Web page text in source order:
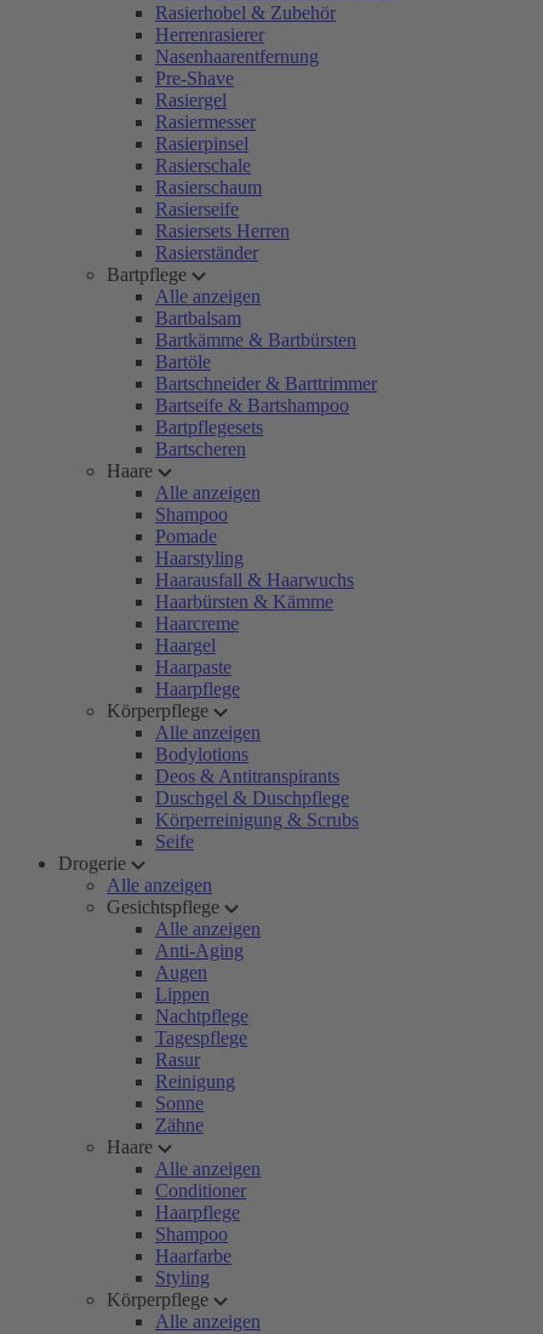
Rasierhobel & Zubehör
Herrenrasierer
Nasenhaarentfernung
Pre-Shave
Rasiergel
Rasiermesser
Rasierpinsel
Rasierschale
Rasierschaum
Rasierseife
Rasiersets Herren
Rasierständer
Bartpflege
Alle anzeigen
Bartbalsam
Bartkämme & Bartbürsten
Bartöle
Bartschneider & Barttrimmer
Bartseife & Bartshampoo
Bartpflegesets
Bartscheren
Haare
Alle anzeigen
Shampoo
Pomade
Haarstyling
Haarausfall & Haarwuchs
Haarbürsten & Kämme
Haarcreme
Haargel
Haarpaste
Haarpflege
Körperpflege
Alle anzeigen
Bodylotions
Deos & Antitranspirants
Duschgel & Duschpflege
Körperreinigung & Scrubs
Seife
Drogerie
Alle anzeigen
Gesichtspflege
Alle anzeigen
Anti-Aging
Augen
Lippen
Nachtpflege
Tagespflege
Rasur
Reinigung
Sonne
Zähne
Haare
Alle anzeigen
Conditioner
Haarpflege
Shampoo
Haarfarbe
Styling
Körperpflege
Alle anzeigen